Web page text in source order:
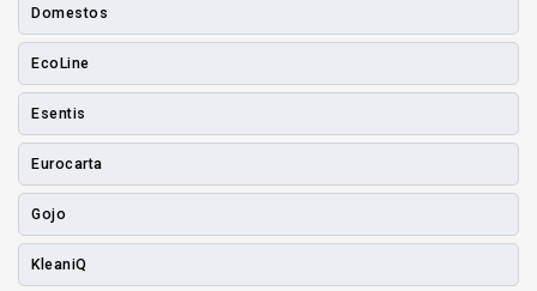
Domestos
EcoLine
Esentis
Eurocarta
Gojo
KleaniQ